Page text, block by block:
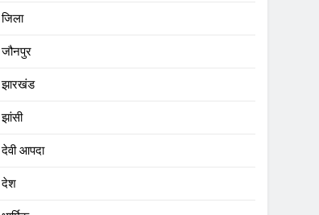
जिला
जौनपुर
झारखंड
झांसी
देवी आपदा
देश